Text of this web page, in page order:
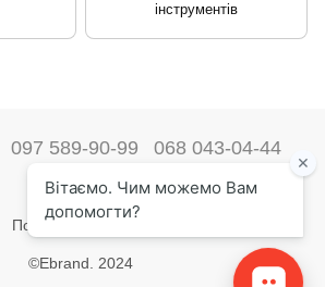
інструментів
097 589-90-99 068 043-04-44
Наші контакти
Повна версія сайту
©Ebrand. 2024